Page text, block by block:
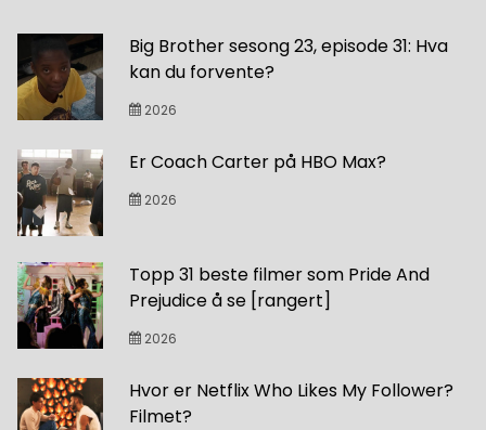
Big Brother sesong 23, episode 31: Hva
kan du forvente?
2026
Er Coach Carter på HBO Max?
2026
Topp 31 beste filmer som Pride And
Prejudice å se [rangert]
2026
Hvor er Netflix Who Likes My Follower?
Filmet?